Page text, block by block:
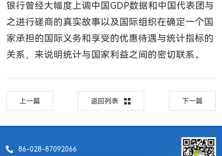
银行曾经大幅度上调中国GDP数据和中国代表团与
之进行磋商的真实故事以及国际组织在确定一个国
家承担的国际义务和享受的优惠待遇与统计指标的
关系，来说明统计与国家利益之间的密切联系。
上一篇 返回列表 下一篇
86-028-87092066